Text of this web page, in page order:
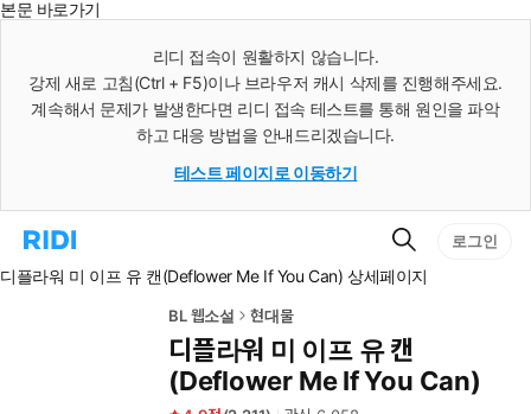
본문 바로가기
리디 접속이 원활하지 않습니다.
강제 새로 고침(Ctrl + F5)이나 브라우저 캐시 삭제를 진행해주세요.
계속해서 문제가 발생한다면 리디 접속 테스트를 통해 원인을 파악
하고 대응 방법을 안내드리겠습니다.
테스트 페이지로 이동하기
리
홈
검
색
로그인
디플라워 미 이프 유 캔(Deflower Me If You Can) 상세페이지
BL 웹소설 현대물
디플라워 미 이프 유 캔
(Deflower Me If You Can)